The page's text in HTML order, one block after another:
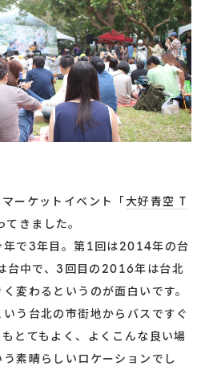
ーケットイベント「大好青空 T
てきました。
年で3年目。第1回は2014年の台
台中で、3回目の2016年は台北
変わるというのが面白いです。
う台北の市街地からバスですぐ
とてもよく、よくこんな良い場
素晴らしいロケーションでし